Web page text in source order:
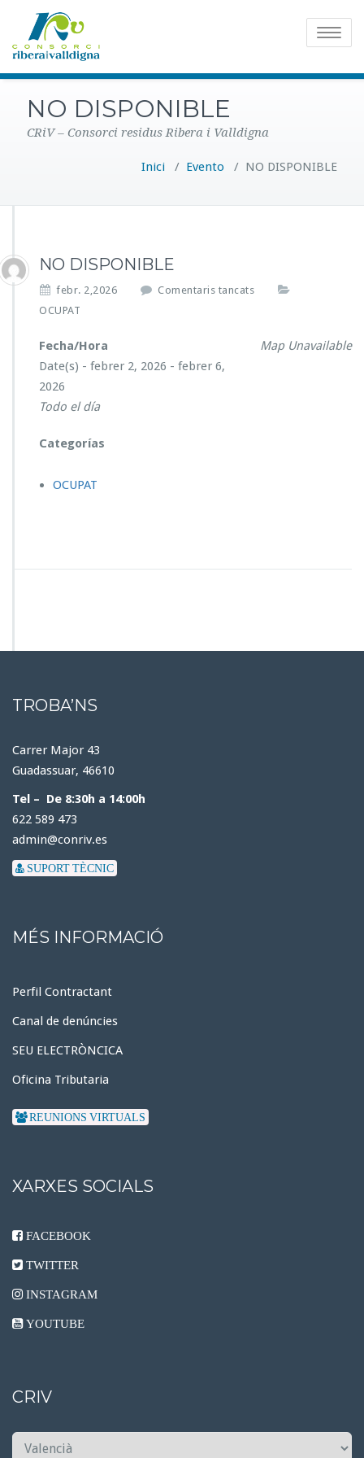
Toggle
NO DISPONIBLE
CRiV – Consorci residus Ribera i Valldigna
Inici / Evento / NO DISPONIBLE
NO DISPONIBLE
febr. 2,2026 Comentaris tancats
D
I
OCUPAT
Map Unavailable
Fecha/Hora
Date(s) - febrer 2, 2026 - febrer 6,
2026
Todo el día
Categorías
OCUPAT
TROBA’NS
Carrer Major 43
Guadassuar, 46610
Tel – De 8:30h a 14:00h
622 589 473
admin@conriv.es
SUPORT TÈCNIC
MÉS INFORMACIÓ
Perfil Contractant
Canal de denúncies
SEU ELECTRÒNCICA
Oficina Tributaria
REUNIONS VIRTUALS
XARXES SOCIALS
FACEBOOK
TWITTER
INSTAGRAM
YOUTUBE
CRIV
C